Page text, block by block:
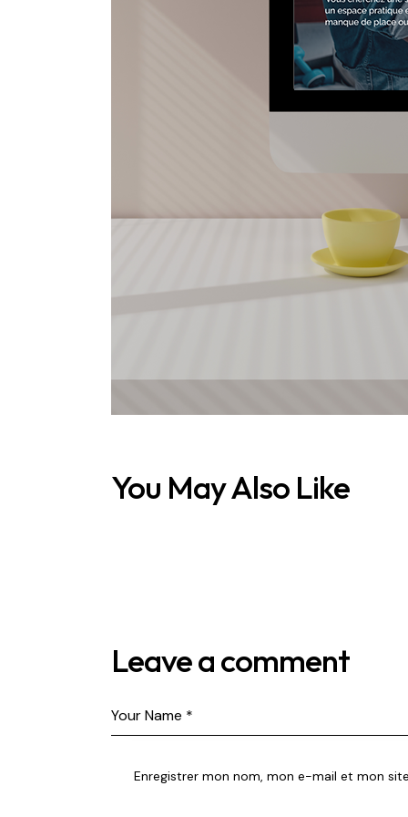
You May Also Like
Leave a comment
Enregistrer mon nom, mon e-mail et mon